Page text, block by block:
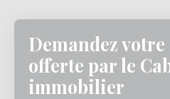
Demandez
offerte par le
immobilier